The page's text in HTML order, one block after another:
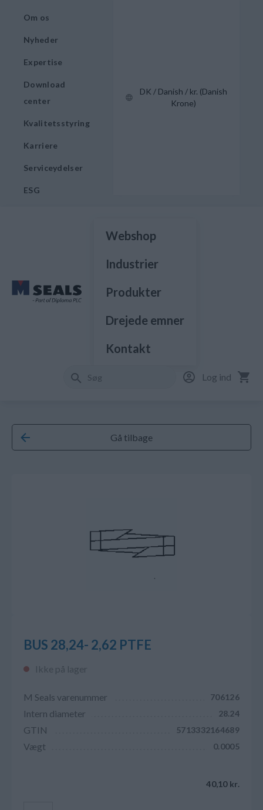
Om os
Nyheder
Expertise
Download
center
Kvalitetsstyring
Karriere
Serviceydelser
ESG
DK / Danish / kr. (Danish
Krone)
Webshop
Industrier
Produkter
Drejede emner
Kontakt
Log ind
Gå tilbage
BUS 28,24- 2,62 PTFE
Ikke på lager
M Seals varenummer 706126
Intern diameter 28.24
GTIN 5713332164689
Vægt 0.0005
40,10 kr.